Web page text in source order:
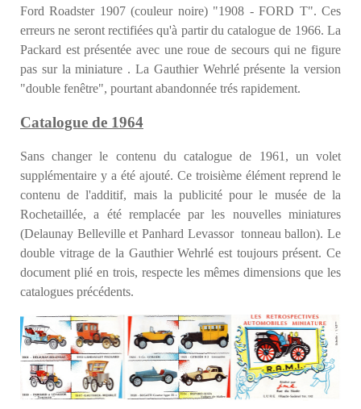
Ford Roadster 1907 (couleur noire) "1908 - FORD T". Ces
erreurs ne seront rectifiées qu'à partir du catalogue de 1966. La
Packard est présentée avec une roue de secours qui ne figure
pas sur la miniature . La Gauthier Wehrlé présente la version
"double fenêtre", pourtant abandonnée trés rapidement.
Catalogue de 1964
Sans changer le contenu du catalogue de 1961, un volet
supplémentaire y a été ajouté. Ce troisième élément reprend le
contenu de l'additif, mais la publicité pour le musée de la
Rochetaillée, a été remplacée par les nouvelles miniatures
(Delaunay Belleville et Panhard Levassor tonneau ballon). Le
double vitrage de la Gauthier Wehrlé est toujours présent. Ce
document plié en trois, respecte les mêmes dimensions que les
catalogues précédents.